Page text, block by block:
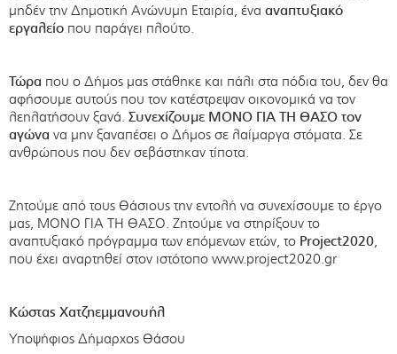
μηδέν την Δημοτική Ανώνυμη Εταιρία, ένα αναπτυξιακό
εργαλείο που παράγει πλούτο.
Τώρα που ο Δήμος μας στάθηκε και πάλι στα πόδια του, δεν θα
αφήσουμε αυτούς που τον κατέστρεψαν οικονομικά να τον
λεηλατήσουν ξανά. Συνεχίζουμε ΜΟΝΟ ΓΙΑ ΤΗ ΘΑΣΟ τον
αγώνα να μην ξαναπέσει ο Δήμος σε λαίμαργα στόματα. Σε
ανθρώπους που δεν σεβάστηκαν τίποτα.
Ζητούμε από τους Θάσιους την εντολή να συνεχίσουμε το έργο
μας, ΜΟΝΟ ΓΙΑ ΤΗ ΘΑΣΟ. Ζητούμε να στηρίξουν το
αναπτυξιακό πρόγραμμα των επόμενων ετών, το Project2020,
που έχει αναρτηθεί στον ιστότοπο www.project2020.gr
Κώστας Χατζηεμμανουήλ
Υποψήφιος Δήμαρχος Θάσου